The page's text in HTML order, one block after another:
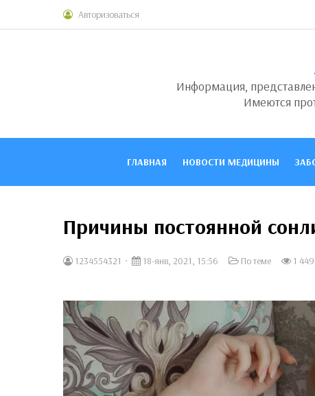
Авторизоваться
Информация,
Имеются
ГЛАВНАЯ НОВОСТИ МЕДИЦИНЫ
Причины постоянной
1234554321 18-янв, 2021, 15:56 По теме 1 449